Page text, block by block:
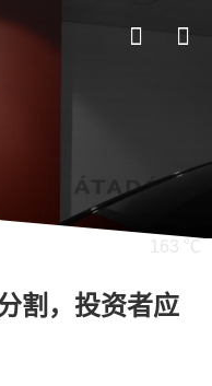
163 ℃
割，投资者应